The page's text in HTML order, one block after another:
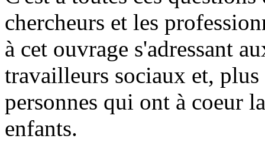
chercheurs et les
à cet ouvrage s'adressant
travailleurs sociaux et, plus
personnes qui ont à coeur
enfants.